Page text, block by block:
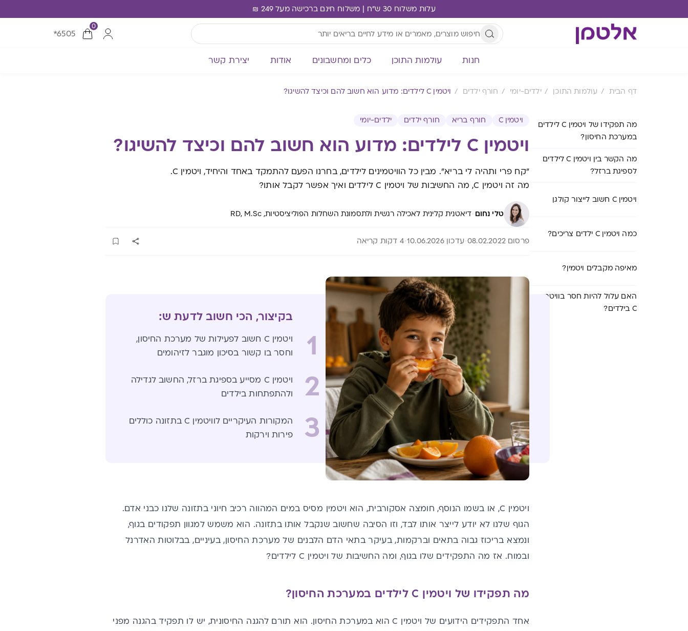
עלות משלוח 30 ש"ח | משלוח חינם ברכישה מעל 249 ₪
0
*6505
חנות עולמות התוכן כלים ומחשבונים אודות יצירת קשר
דף הבית עולמות התוכן ילדים-יומי חורף ילדים ויטמין C לילדים: מדוע הוא חשוב להם וכיצד להשיגו?
מה תפקידו של ויטמין C לילדים
במערכת החיסון?
מה הקשר בין ויטמין C לילדים
לספיגת ברזל?
ויטמין C חשוב לייצור קולגן
כמה ויטמין C ילדים צריכים?
מאיפה מקבלים ויטמין?
האם עלול להיות חסר בוויטמין
C בילדים?
ויטמין C חורף בריא חורף ילדים ילדים-יומי
ויטמין C לילדים: מדוע הוא חשוב להם וכיצד להשיגו?
"קח פרי ותהיה לי בריא". מבין כל הוויטמינים לילדים, בחרנו הפעם להתמקד באחד והיחיד, ויטמין C.
מה זה ויטמין C, מה החשיבות של ויטמין C לילדים ואיך אפשר לקבל אותו?
טלי נחום ·דיאטנית קלינית לאכילה רגשית ולתסמונת השחלות הפוליציסטיות, RD, M.Sc
פרסום 08.02.2022 עדכון 10.06.2026 4 דקות קריאה
בקיצור, הכי חשוב לדעת ש:
1
ויטמין C חשוב לפעילות של מערכת החיסון,
וחסר בו קשור בסיכון מוגבר לזיהומים
2
ויטמין C מסייע בספיגת ברזל, החשוב לגדילה
ולהתפתחות בילדים
3
המקורות העיקריים לוויטמין C בתזונה כוללים
פירות וירקות
ויטמין C
, או בשמו הנוסף, חומצה אסקורבית, הוא ויטמין מסיס במים המהווה רכיב חיוני בתזונה שלנו כבני אדם.
הגוף שלנו לא יודע לייצר אותו לבד, וזו הסיבה שחשובשנקבל אותו בתזונה. הוא משמש למגוון תפקודים בגוף,
ונמצא בריכוז גבוה בתאים וברקמות, בעיקר בתאי הדם הלבנים של מערכת החיסון, בעיניים, בבלוטות האדרנל
ובמוח. אז מה התפקידים שלו בגוף, ומה החשיבות של ויטמין Cלילדים?
מה תפקידו של ויטמין C לילדים במערכת החיסון?
אחד התפקידים הידועים של ויטמין C הוא במערכת החיסון. הוא תורם להגנה החיסונית, יש לו תפקיד בהגנה מפני